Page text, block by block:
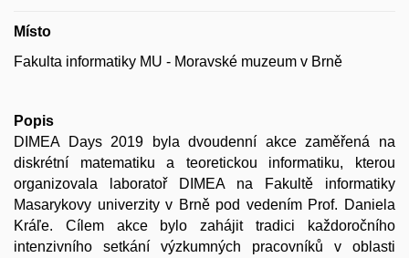
Místo
Fakulta informatiky MU - Moravské muzeum v Brně
Popis
DIMEA Days 2019 byla dvoudenní akce zaměřená na
diskrétní matematiku a teoretickou informatiku, kterou
organizovala laboratoř DIMEA na Fakultě informatiky
Masarykovy univerzity v Brně pod vedením Prof. Daniela
Kráľe. Cílem akce bylo zahájit tradici každoročního
intenzivního setkání výzkumných pracovníků v oblasti